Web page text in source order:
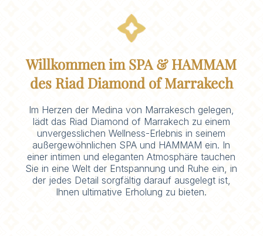
Willkommen im SPA & HAMMAM
des Riad Diamond of Marrakech
Im Herzen der Medina von Marrakesch gelegen,
lädt das Riad Diamond of Marrakech zu einem
unvergesslichen Wellness-Erlebnis in seinem
außergewöhnlichen SPA und HAMMAM ein. In
einer intimen und eleganten Atmosphäre tauchen
Sie in eine Welt der Entspannung und Ruhe ein, in
der jedes Detail sorgfältig darauf ausgelegt ist,
Ihnen ultimative Erholung zu bieten.